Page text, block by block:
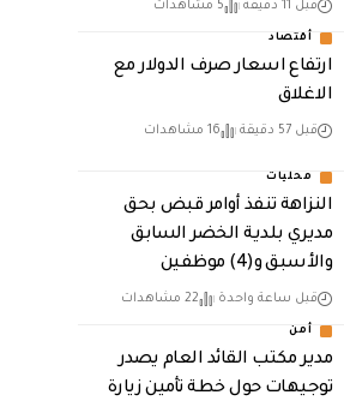
قبل 11 دقيقة 5 مشاهدات
أقتصاد
ارتفاع اسعار صرف الدولار مع
الاغلاق
قبل 57 دقيقة 16 مشاهدات
محليات
النزاهة تنفذ أوامر قبض بحق
مديري بلدية الخضر السابق
والأسبق و(4) موظفين
قبل ساعة واحدة 22 مشاهدات
أمن
مدير مكتب القائد العام يصدر
توجيهات حول خطة تأمين زيارة